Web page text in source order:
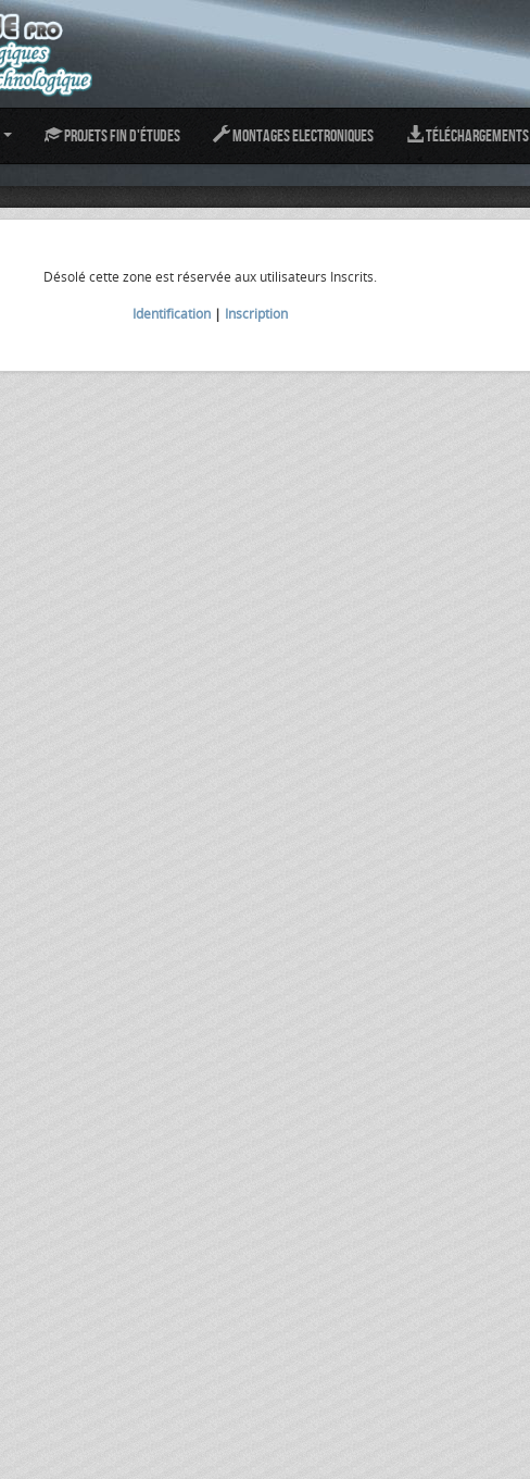
Projets fin d'études Montages Electroniques Téléchargements
Désolé cette zone est réservée aux utilisateurs Inscrits.
Identification| Inscription